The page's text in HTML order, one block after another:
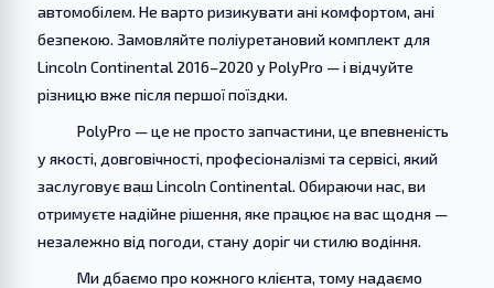
автомобілем. Не варто ризикувати ані комфортом, ані
безпекою. Замовляйте поліуретановий комплект для
Lincoln Continental 2016–2020 у PolyPro — і відчуйте
різницю вже після першої поїздки.
PolyPro — це не просто запчастини, це впевненість
у якості, довговічності, професіоналізмі та сервісі, який
заслуговує ваш Lincoln Continental. Обираючи нас, ви
отримуєте надійне рішення, яке працює на вас щодня —
незалежно від погоди, стану доріг чи стилю водіння.
Ми дбаємо про кожного клієнта, тому надаємо